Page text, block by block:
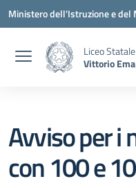
Vai ai contenuti
Vai al menu di navigazione
Vai al footer
Ministero dell'Istruzione e del
Liceo Statale
Vittorio
Avviso per i
con 100 e